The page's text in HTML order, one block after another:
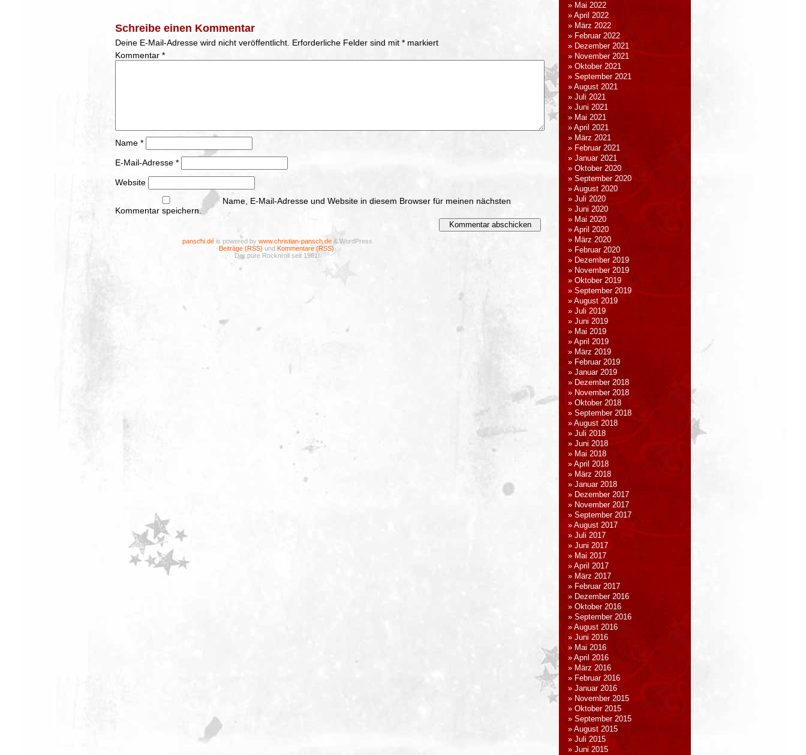
Schreibe einen Kommentar
Deine E-Mail-Adresse wird nicht veröffentlicht. Erforderliche Felder sind mit * markiert
Kommentar *
Name *
E-Mail-Adresse *
Website
Name, E-Mail-Adresse und Website in diesem Browser für meinen nächsten
Kommentar speichern.
Mai 2022
April 2022
März 2022
Februar 2022
Dezember 2021
November 2021
Oktober 2021
September 2021
August 2021
Juli 2021
Juni 2021
Mai 2021
April 2021
März 2021
Februar 2021
Januar 2021
Oktober 2020
September 2020
August 2020
Juli 2020
Juni 2020
Mai 2020
April 2020
März 2020
Februar 2020
Dezember 2019
November 2019
Oktober 2019
September 2019
August 2019
Juli 2019
Juni 2019
Mai 2019
April 2019
März 2019
Februar 2019
Januar 2019
Dezember 2018
November 2018
Oktober 2018
September 2018
August 2018
Juli 2018
Juni 2018
Mai 2018
April 2018
März 2018
Januar 2018
Dezember 2017
November 2017
September 2017
August 2017
Juli 2017
Juni 2017
Mai 2017
April 2017
März 2017
Februar 2017
Dezember 2016
Oktober 2016
September 2016
August 2016
Juni 2016
Mai 2016
April 2016
März 2016
Februar 2016
Januar 2016
November 2015
Oktober 2015
September 2015
August 2015
Juli 2015
Juni 2015
panschi.deis powered by www.christian-pansch.de& WordPress
Beiträge (RSS) und Kommentare (RSS)
Der pure Rocknroll seit 1981!